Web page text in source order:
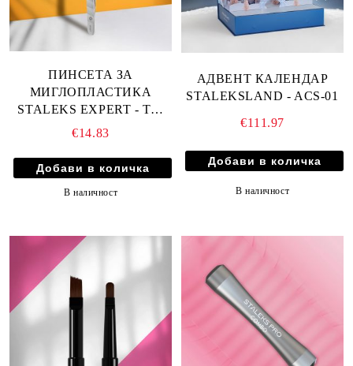
ПИНСЕТА ЗА
МИГЛОПЛАСТИКА
STALEKS EXPERT - TE-
41/1
€14.83
В наличност
АДВЕНТ КАЛЕНДАР
STALEKSLAND - ACS-01
€111.97
В наличност